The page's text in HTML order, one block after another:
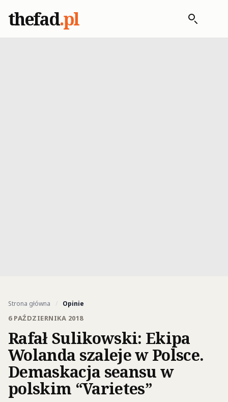
thefad.pl
Strona główna / Opinie
6 PAŹDZIERNIKA 2018
Rafał Sulikowski: Ekipa
Wolanda szaleje w Polsce.
Demaskacja seansu w
polskim “Varietes”